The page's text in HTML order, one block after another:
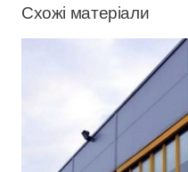
Схожі матеріали